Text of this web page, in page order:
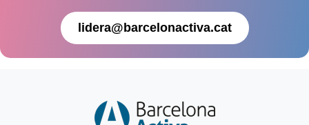
lidera@barcelonactiva.cat